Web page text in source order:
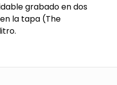
grabado en dos
la tapa (The